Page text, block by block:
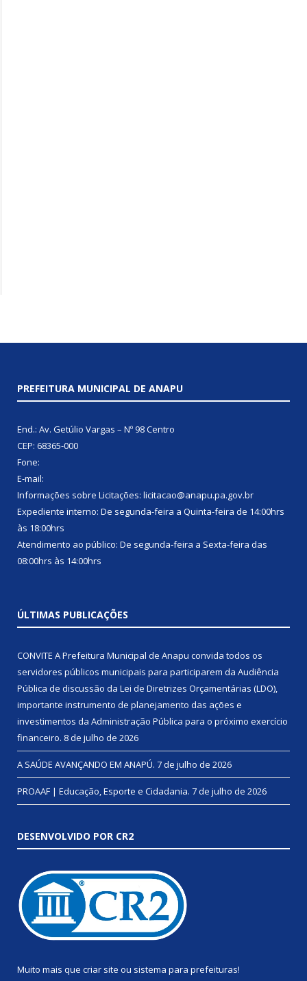
PREFEITURA MUNICIPAL DE ANAPU
End.: Av. Getúlio Vargas – Nº 98 Centro
CEP: 68365-000
Fone:
E-mail:
Informações sobre Licitações: licitacao@anapu.pa.gov.br
Expediente interno: De segunda-feira a Quinta-feira de 14:00hrs
às 18:00hrs
Atendimento ao público: De segunda-feira a Sexta-feira das
08:00hrs às 14:00hrs
ÚLTIMAS PUBLICAÇÕES
CONVITE A Prefeitura Municipal de Anapu convida todos os
servidores públicos municipais para participarem da Audiência
Pública de discussão da Lei de Diretrizes Orçamentárias (LDO),
importante instrumento de planejamento das ações e
investimentos da Administração Pública para o próximo exercício
financeiro. 8 de julho de 2026
A SAÚDE AVANÇANDO EM ANAPÚ. 7 de julho de 2026
PROAAF | Educação, Esporte e Cidadania. 7 de julho de 2026
DESENVOLVIDO POR CR2
Muito mais que criar site ou sistema para prefeituras!